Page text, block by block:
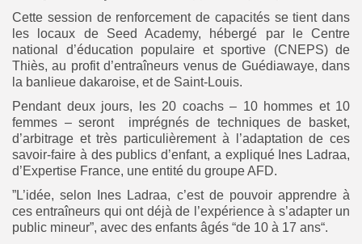
Cette session de renforcement de capacités se tient dans
les locaux de Seed Academy, hébergé par le Centre
national d’éducation populaire et sportive (CNEPS) de
Thiès, au profit d’entraîneurs venus de Guédiawaye, dans
la banlieue dakaroise, et de Saint-Louis.
Pendant deux jours, les 20 coachs – 10 hommes et 10
femmes – seront imprégnés de techniques de basket,
d’arbitrage et très particulièrement à l’adaptation de ces
savoir-faire à des publics d’enfant, a expliqué Ines Ladraa,
d’Expertise France, une entité du groupe AFD.
”L’idée, selon Ines Ladraa, c’est de pouvoir apprendre à
ces entraîneurs qui ont déjà de l’expérience à s’adapter un
public mineur”, avec des enfants âgés “de 10 à 17 ans“.